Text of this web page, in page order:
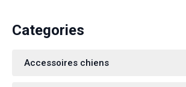
Categories
Accessoires chiens